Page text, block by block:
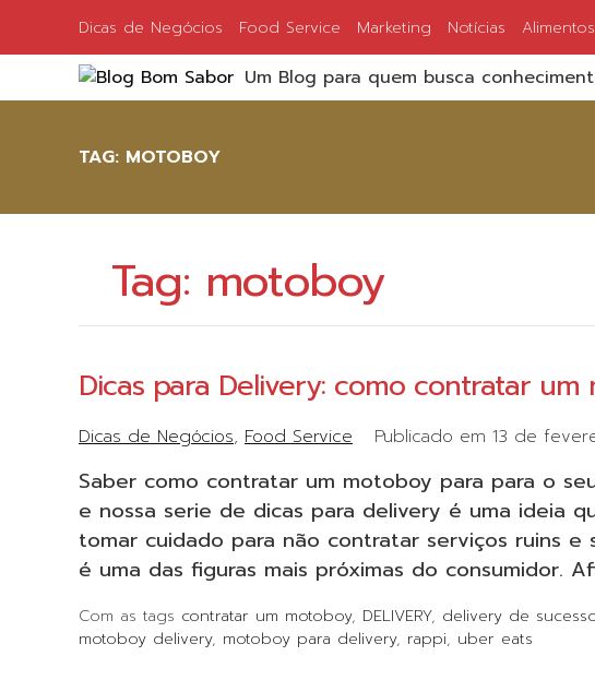
Dicas de Negócios Food Service Marketing Notícias Alimentos
Um Blog para quem busca
TAG: MOTOBOY
Tag: motoboy
Dicas para Delivery: como contratar um
Dicas de Negócios Food Service Publicado em 13 de
Saber como contratar um motoboy para para o
e nossa serie de dicas para delivery é uma ideia
tomar cuidado para não contratar serviços ruins
é uma das figuras mais próximas do consumidor.
Com as tags contratar um motoboy, DELIVERY, delivery de
motoboy delivery, motoboy para delivery, rappi, uber eats